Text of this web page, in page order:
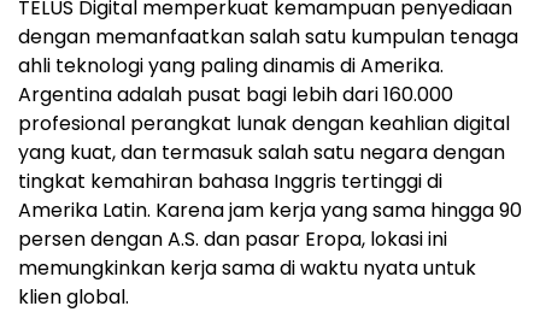
TELUS Digital memperkuat kemampuan penyediaan
dengan memanfaatkan salah satu kumpulan tenaga
ahli teknologi yang paling dinamis di Amerika.
Argentina adalah pusat bagi lebih dari 160.000
profesional perangkat lunak dengan keahlian digital
yang kuat, dan termasuk salah satu negara dengan
tingkat kemahiran bahasa Inggris tertinggi di
Amerika Latin. Karena jam kerja yang sama hingga 90
persen dengan A.S. dan pasar Eropa, lokasi ini
memungkinkan kerja sama di waktu nyata untuk
klien global.